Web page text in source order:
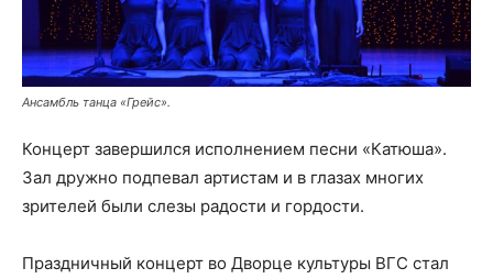
Ансамбль танца «Грейс».
Концерт завершился исполнением песни «Катюша».
Зал дружно подпевал артистам и в глазах многих
зрителей были слезы радости и гордости.
Праздничный концерт во Дворце культуры ВГС стал